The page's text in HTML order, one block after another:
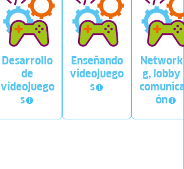
Desarrollo
de
videojuego
s
Enseñando
videojuego
s
g, lobby
ón